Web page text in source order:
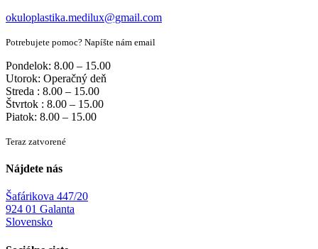
okuloplastika.medilux@gmail.com
Potrebujete pomoc? Napíšte nám email
Pondelok: 8.00 – 15.00
Utorok: Operačný deň
Streda : 8.00 – 15.00
Štvrtok : 8.00 – 15.00
Piatok: 8.00 – 15.00
Teraz zatvorené
Nájdete nás
Šafárikova 447/20
924 01 Galanta
Slovensko